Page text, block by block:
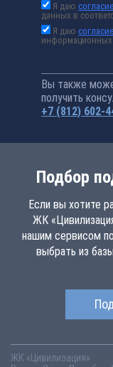
Я даюсогласие
данных в
Я даюсогласие
Вы также
получить
+7 (812) 602-
Подбор
Если вы хотите
ЖК
нашим сервисом
выбрать из
ЖК «Цивилизация»